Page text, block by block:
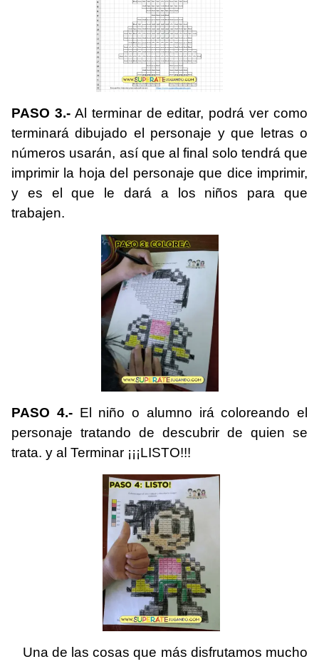
PASO 3.-Al terminar de editar, podrá ver como
terminará dibujado el personaje y que letras o
números usarán, así que al final solo tendrá que
imprimir la hoja del personaje que dice imprimir,
y es el que le dará a los niños para que
trabajen.
PASO 4.-El niño o alumno irá coloreando el
personaje tratando de descubrir de quien se
trata. y al Terminar ¡¡¡LISTO!!!
Una de las cosas que más disfrutamos mucho